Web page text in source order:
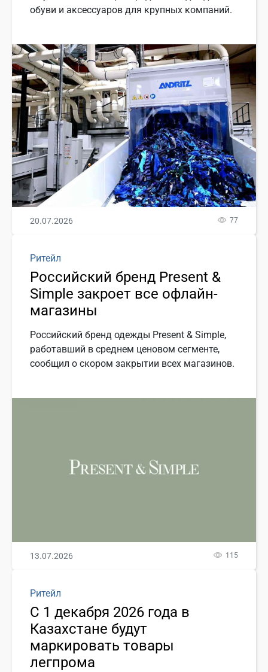
обуви и аксессуаров для крупных компаний.
20.07.2026 77
Ритейл
Российский бренд Present &
Simple закроет все офлайн-
магазины
Российский бренд одежды Present & Simple,
работавший в среднем ценовом сегменте,
сообщил о скором закрытии всех магазинов.
13.07.2026 115
Ритейл
С 1 декабря 2026 года в
Казахстане будут
маркировать товары
легпрома